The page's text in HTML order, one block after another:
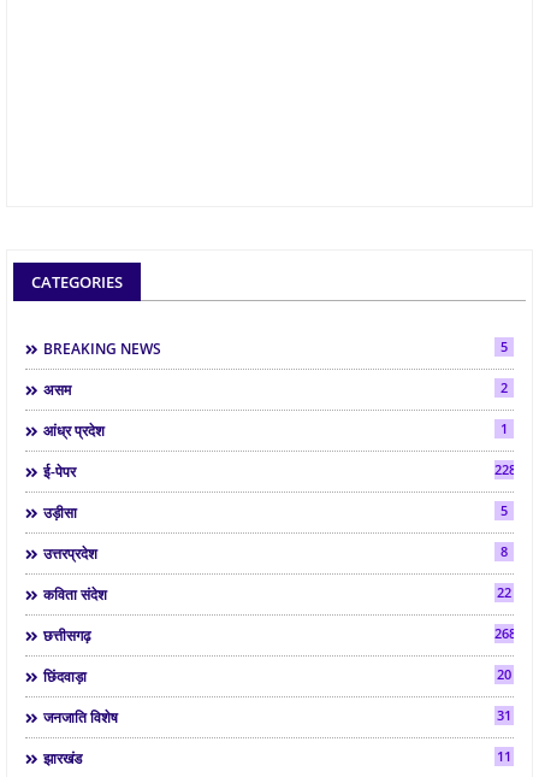
CATEGORIES
BREAKING NEWS 5
असम 2
आंध्र प्रदेश 1
ई-पेपर 2286
उड़ीसा 5
उत्तरप्रदेश 8
कविता संदेश 22
छत्तीसगढ़ 268
छिंदवाड़ा 20
जनजाति विशेष 31
झारखंड 11